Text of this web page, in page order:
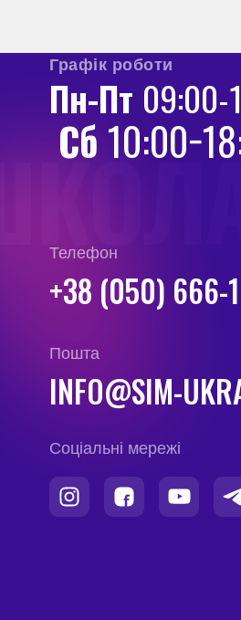
Телефон
+38 (050) 666-
Пошта
INFO@SIM-
Соціальні мережі
Пн-Пт 09:00-
Сб
Графік роботи